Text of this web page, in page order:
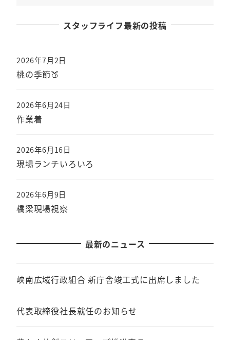
スタッフライフ最新の投稿
桃の季節🍑
2026年7月2日
作業着
2026年6月24日
現場ランチいろいろ
2026年6月16日
橋梁現場視察
2026年6月9日
最新のニュース
峡南広域行政組合 新庁舎竣工式に出席しました
代表取締役社長就任のお知らせ